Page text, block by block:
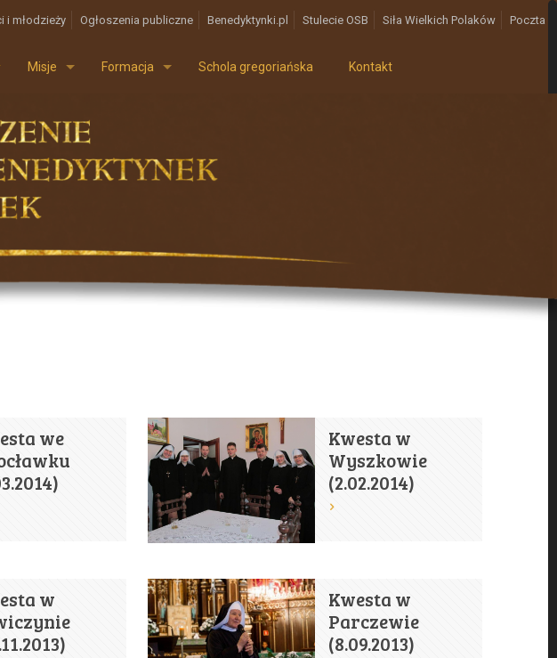
i młodzieży Ogłoszenia publiczne Benedyktynki.pl Stulecie OSB Siła Wielkich Polaków Poczta
Misje Formacja Schola gregoriańska Kontakt
we
Kwesta w
Wyszkowie
(2.02.2014)
w
Kwesta w
Parczewie
(8.09.2013)